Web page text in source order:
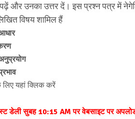
और उनका उत्तर दें। इस प्रश्न पत्र में
विषय शामिल हैं
लिए यहां क्लिक करें
डेली सुबह 10:15 AM पर वेबसाइट पर